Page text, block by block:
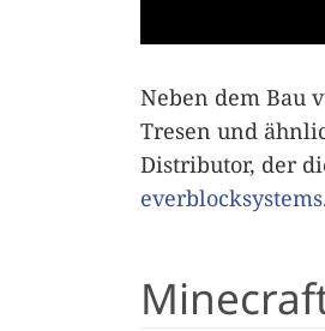
Neben dem Bau
Tresen und
Distributor, der